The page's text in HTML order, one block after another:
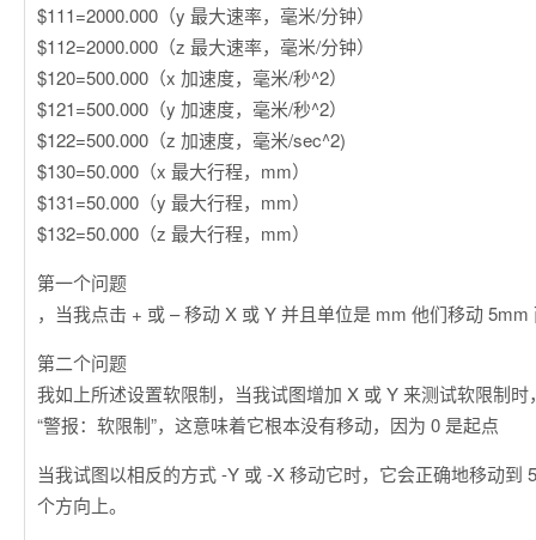
$111=2000.000（y 最大速率，毫米/分钟）
$112=2000.000（z 最大速率，毫米/分钟）
$120=500.000（x 加速度，毫米/秒^2）
$121=500.000（y 加速度，毫米/秒^2）
$122=500.000（z 加速度，毫米/sec^2)
$130=50.000（x 最大行程，mm）
$131=50.000（y 最大行程，mm）
$132=50.000（z 最大行程，mm）
第一个问题
，当我点击 + 或 – 移动 X 或 Y 并且单位是 mm 他们移动 5mm
第二个问题
我如上所述设置软限制，当我试图增加 X 或 Y 来测试软限制
“警报：软限制”，这意味着它根本没有移动，因为 0 是起点
当我试图以相反的方式 -Y 或 -X 移动它时，它会正确地移动到
个方向上。